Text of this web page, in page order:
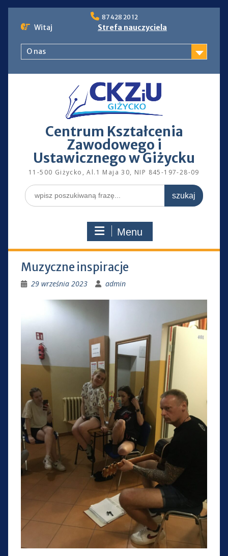
to
87 428 20 12
Witaj Strefa nauczyciela
O nas
Centrum Kształcenia
Zawodowego i
Ustawicznego w Giżycku
11-500 Giżycko, Al.1 Maja 30, NIP 845-197-28-09
Search
for:
Menu
Muzyczne inspiracje
29 września 2023 admin